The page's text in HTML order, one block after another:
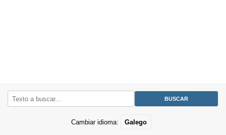
Cambiar idioma: Galego